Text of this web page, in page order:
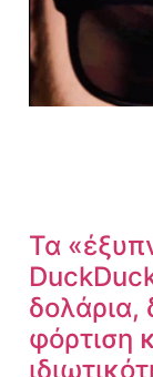
Τα
δολάρια,
φόρτιση